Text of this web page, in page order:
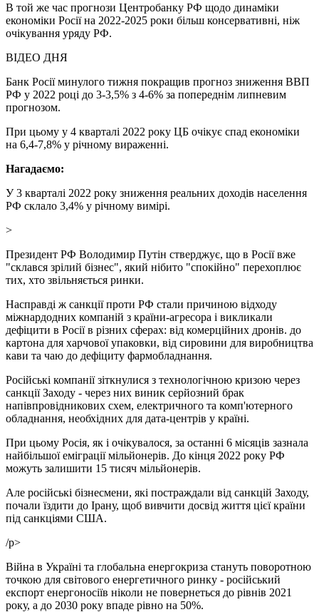
В той же час прогнози Центробанку РФ щодо динаміки
економіки Росії на 2022-2025 роки більш консервативні, ніж
очікування уряду РФ.
ВІДЕО ДНЯ
Банк Росії минулого тижня покращив прогноз зниження ВВП
РФ у 2022 році до 3-3,5% з 4-6% за попереднім липневим
прогнозом.
При цьому у 4 кварталі 2022 року ЦБ очікує спад економіки
на 6,4-7,8% у річному вираженні.
Нагадаємо:
У 3 кварталі 2022 року зниження реальних доходів населення
РФ склало 3,4% у річному вимірі.
>
Президент РФ Володимир Путін стверджує, що в Росії вже
"склався зрілий бізнес", який нібито "спокійно" перехоплює
тих, хто звільняється ринки.
Насправді ж санкції проти РФ стали причиною відходу
міжнардодних компаній з країни-агресора і викликали
дефіцити в Росії в різних сферах: від комерційних дронів. до
картона для харчової упаковки, від сировини для виробництва
кави та чаю до дефіциту фармобладнання.
Російські компанії зіткнулися з технологічною кризою через
санкції Заходу - через них виник серйозний брак
напівпровідникових схем, електричного та комп'ютерного
обладнання, необхідних для дата-центрів у країні.
При цьому Росія, як і очікувалося, за останні 6 місяців зазнала
найбільшої еміграції мільйонерів. До кінця 2022 року РФ
можуть залишити 15 тисяч мільйонерів.
Але російські бізнесмени, які постраждали від санкцій Заходу,
почали їздити до Ірану, щоб вивчити досвід життя цієї країни
під санкціями США.
/p>
Війна в Україні та глобальна енергокриза стануть поворотною
точкою для світового енергетичного ринку - російський
експорт енергоносіїв ніколи не повернеться до рівнів 2021
року, а до 2030 року впаде рівно на 50%.